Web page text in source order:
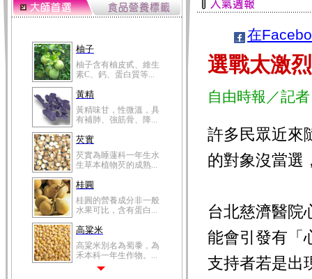
柚子
柚子含有柚皮甙、維生
素C、鈣、蛋白質等...
黃精
黃精味甘，性微溫，具
有補肺、強筋骨、降...
芡實
芡實為睡蓮科一年生水
生草本植物芡的成熟...
桂圓
桂圓的營養成分非一般
水果可比，含有蛋白...
高粱米
高粱米別名為蜀黍，為
禾本科一年生作物。...
在
選戰太激
自由時報／記
許多民眾近來
的對象沒當選
台北慈濟醫院
能會引發有「
支持者若是出